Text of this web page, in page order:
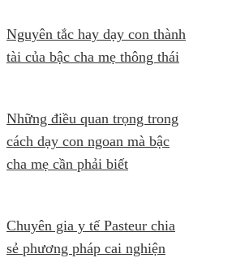
Nguyên tắc hay dạy con thành
tài của bậc cha mẹ thông thái
Những điều quan trọng trong
cách dạy con ngoan mà bậc
cha mẹ cần phải biết
Chuyên gia y tế Pasteur chia
sẻ phương pháp cai nghiện